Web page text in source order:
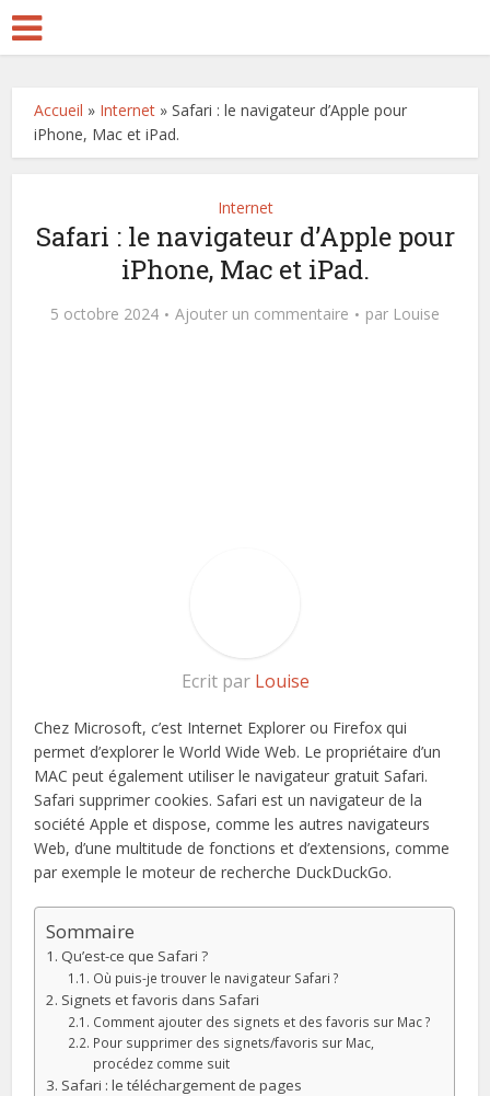
Accueil » Internet »Safari : le navigateur d’Apple pour
iPhone, Mac et iPad.
Internet
Safari : le navigateur d’Apple pour
iPhone, Mac et iPad.
5 octobre 2024 Ajouter un commentaire par Louise
Ecrit par Louise
Chez Microsoft, c’est Internet Explorer ou Firefox qui
permet d’explorer le World Wide Web. Le propriétaire d’un
MAC peut également utiliser le navigateur gratuit Safari.
Safari supprimer cookies. Safari est un navigateur de la
société Apple et dispose, comme les autres navigateurs
Web, d’une multitude de fonctions et d’extensions, comme
par exemple le moteur de recherche DuckDuckGo.
Sommaire
Qu’est-ce que Safari ?
Où puis-je trouver le navigateur Safari ?
Signets et favoris dans Safari
Comment ajouter des signets et des favoris sur Mac ?
Pour supprimer des signets/favoris sur Mac,
procédez comme suit
Safari : le téléchargement de pages